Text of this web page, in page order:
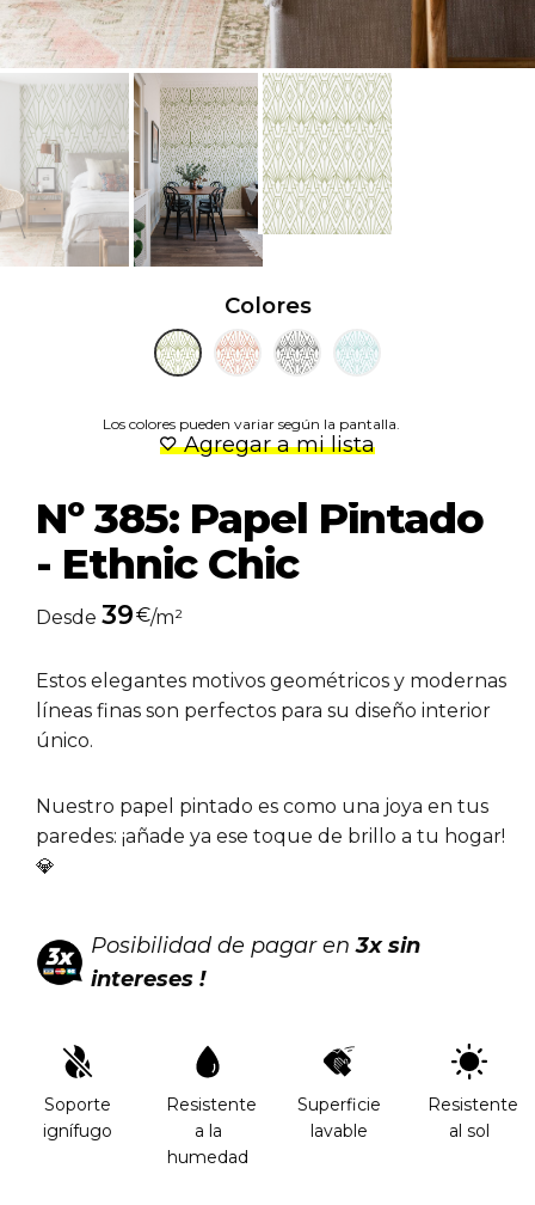
Colores
Los colores pueden variar según la pantalla.
Agregar a mi lista
Nº 385: Papel Pintado
- Ethnic Chic
Desde 39€/m²
Estos elegantes motivos geométricos y modernas
líneas finas son perfectos para su diseño interior
único.
Nuestro papel pintado es como una joya en tus
paredes: ¡añade ya ese toque de brillo a tu hogar!
💎
Posibilidad de pagar en3x sin
intereses !
Soporte
ignífugo
Resistente
a la
humedad
Superficie
lavable
Resistente
al sol